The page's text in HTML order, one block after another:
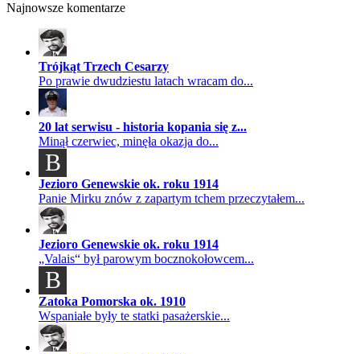
Najnowsze komentarze
Trójkąt Trzech Cesarzy
Po prawie dwudziestu latach wracam do...
20 lat serwisu - historia kopania się z...
Minął czerwiec, minęła okazja do...
B
Jezioro Genewskie ok. roku 1914
Panie Mirku znów z zapartym tchem przeczytałem...
Jezioro Genewskie ok. roku 1914
„Valais“ był parowym bocznokołowcem...
B
Zatoka Pomorska ok. 1910
Wspaniałe były te statki pasażerskie...